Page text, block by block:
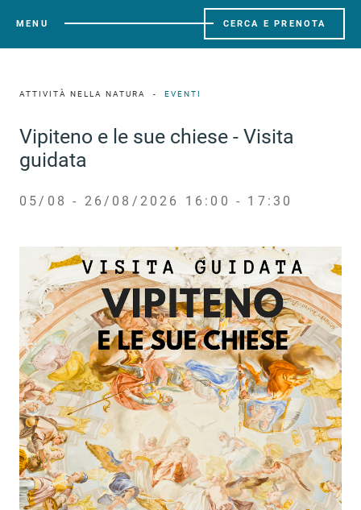
MENU CERCA E PRENOTA
ATTIVITÀ NELLA NATURA EVENTI
Vipiteno e le sue chiese - Visita
guidata
05/08 - 26/08/2026 16:00 - 17:30